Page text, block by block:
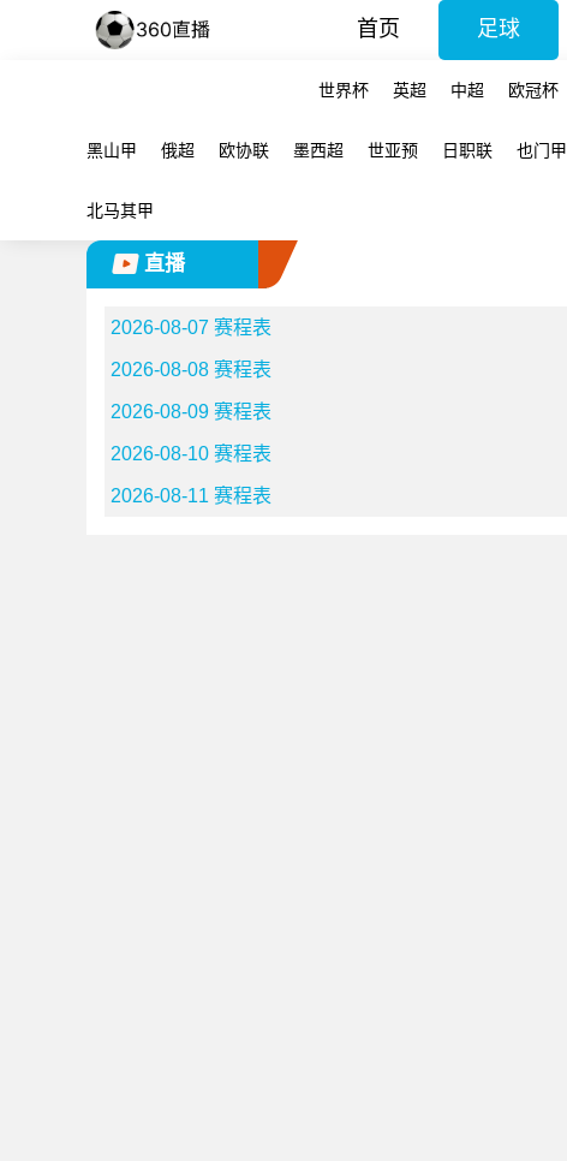
首页 足球
世界杯 英超 中超 欧冠杯
黑山甲 俄超 欧协联 墨西超 世亚预 日职联 也门甲
北马其甲
直播
2026-08-07 赛程表
2026-08-08 赛程表
2026-08-09 赛程表
2026-08-10 赛程表
2026-08-11 赛程表